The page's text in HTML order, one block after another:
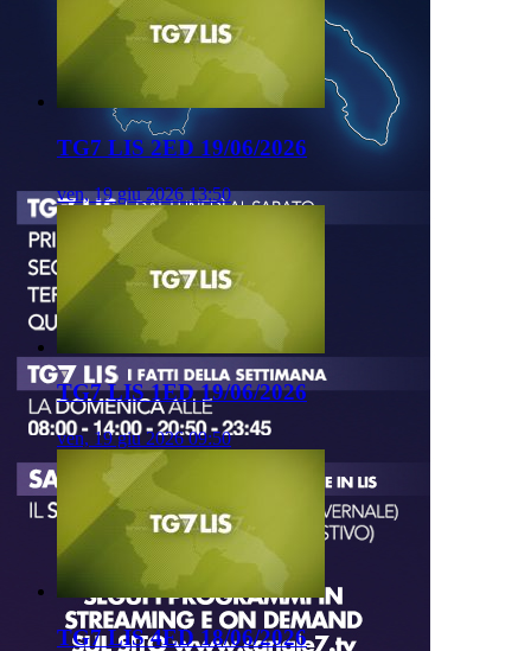
TG7 LIS 2ED 19/06/2026
ven, 19 giu 2026 13:50
TG7 LIS 1ED 19/06/2026
ven, 19 giu 2026 09:50
TG7 LIS 4ED 18/06/2026